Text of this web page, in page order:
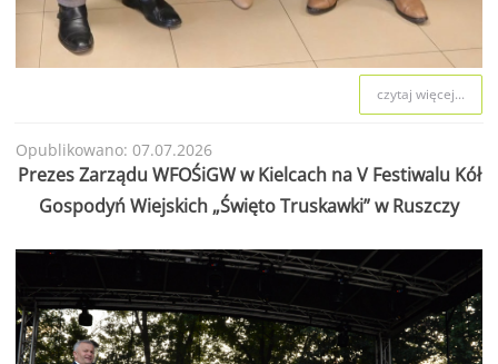
czytaj więcej...
Opublikowano: 07.07.2026
Prezes Zarządu WFOŚiGW w Kielcach na V Festiwalu Kół
Gospodyń Wiejskich „Święto Truskawki” w Ruszczy